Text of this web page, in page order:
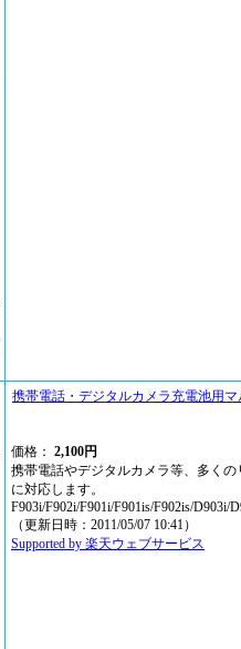
携帯電話・デジタルカメラ充電池用
価格： 2,100円
携帯電話やデジタルカメラ等、多く
に対応します。
F903i/F902i/F901i/F901is/F902is/D903i/
（更新日時：2011/05/07 10:41）
Supported by 楽天ウェブサービス